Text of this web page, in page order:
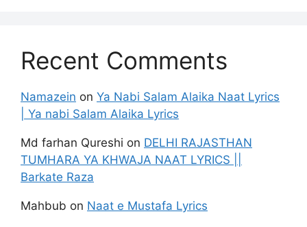
Recent Comments
Namazein on Ya Nabi Salam Alaika Naat Lyrics
| Ya nabi Salam Alaika Lyrics
Md farhan Qureshi on DELHI RAJASTHAN
TUMHARA YA KHWAJA NAAT LYRICS ||
Barkate Raza
Mahbub on Naat e Mustafa Lyrics